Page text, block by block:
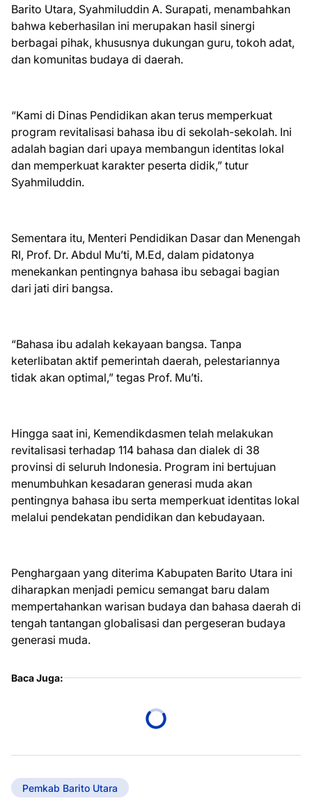
Barito Utara, Syahmiluddin A. Surapati, menambahkan
bahwa keberhasilan ini merupakan hasil sinergi
berbagai pihak, khususnya dukungan guru, tokoh adat,
dan komunitas budaya di daerah.
“Kami di Dinas Pendidikan akan terus memperkuat
program revitalisasi bahasa ibu di sekolah-sekolah. Ini
adalah bagian dari upaya membangun identitas lokal
dan memperkuat karakter peserta didik,” tutur
Syahmiluddin.
Sementara itu, Menteri Pendidikan Dasar dan Menengah
RI, Prof. Dr. Abdul Mu’ti, M.Ed, dalam pidatonya
menekankan pentingnya bahasa ibu sebagai bagian
dari jati diri bangsa.
“Bahasa ibu adalah kekayaan bangsa. Tanpa
keterlibatan aktif pemerintah daerah, pelestariannya
tidak akan optimal,” tegas Prof. Mu’ti.
Hingga saat ini, Kemendikdasmen telah melakukan
revitalisasi terhadap 114 bahasa dan dialek di 38
provinsi di seluruh Indonesia. Program ini bertujuan
menumbuhkan kesadaran generasi muda akan
pentingnya bahasa ibu serta memperkuat identitas lokal
melalui pendekatan pendidikan dan kebudayaan.
Penghargaan yang diterima Kabupaten Barito Utara ini
diharapkan menjadi pemicu semangat baru dalam
mempertahankan warisan budaya dan bahasa daerah di
tengah tantangan globalisasi dan pergeseran budaya
generasi muda.
Baca Juga:
Pemkab Barito Utara